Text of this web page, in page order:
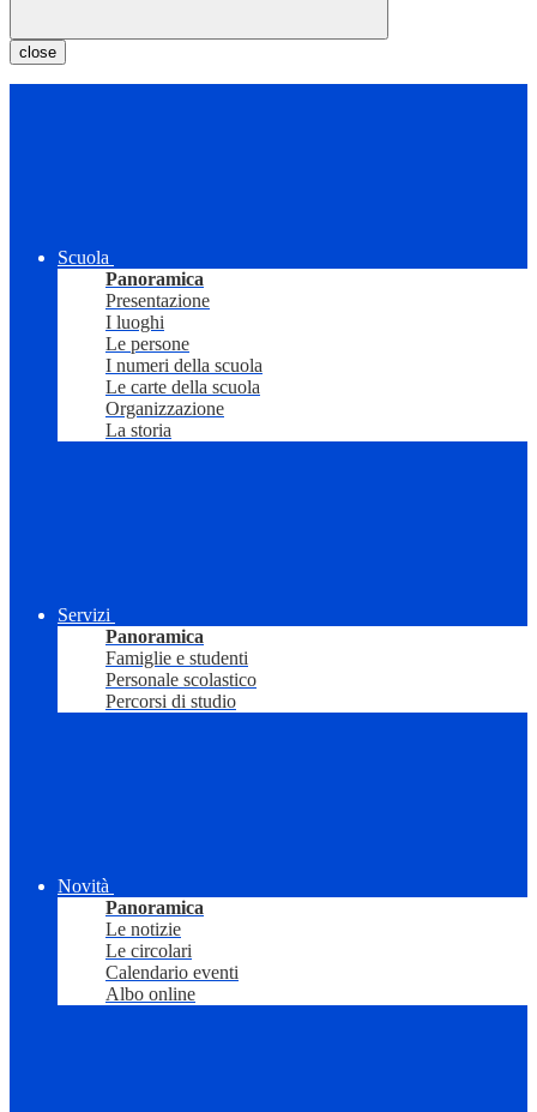
close
Scuola
Panoramica
Presentazione
I luoghi
Le persone
I numeri della scuola
Le carte della scuola
Organizzazione
La storia
Servizi
Panoramica
Famiglie e studenti
Personale scolastico
Percorsi di studio
Novità
Panoramica
Le notizie
Le circolari
Calendario eventi
Albo online